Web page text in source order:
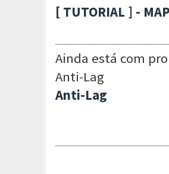
[ TUTORIAL ] -
Ainda está com
Anti-Lag
Anti-Lag